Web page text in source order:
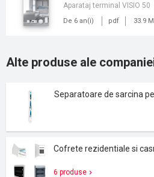
De 6 an(i) pdf 33.9
Aparataj terminal VISIO 50
Alte produse ale
Separatoare de sarcina
Cofrete rezidentiale si
6 produse